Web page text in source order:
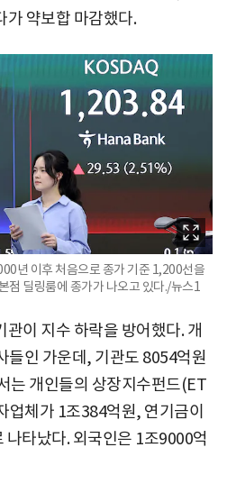
가 약보합 마감했다.
년 이후 처음으로 종가 기준 1,200선을
점 딜링룸에 종가가 나오고 있다./뉴스1
이 지수 하락을 방어했다. 개
들인 가운데, 기관도 8054억원
는 개인들의 상장지수펀드(ET
업체가 1조384억원, 연기금이
타났다. 외국인은 1조9000억